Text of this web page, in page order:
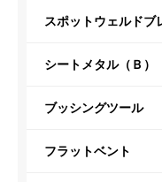
スポットウェルドブ
シートメタル（Ｂ）
ブッシングツール
フラットベント